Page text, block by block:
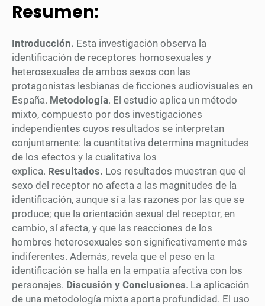
Resumen:
Introducción. Esta investigación observa la
identificación de receptores homosexuales y
heterosexuales de ambos sexos con las
protagonistas lesbianas de ficciones audiovisuales en
España. Metodología. El estudio aplica un método
mixto, compuesto por dos investigaciones
independientes cuyos resultados se interpretan
conjuntamente: la cuantitativa determina magnitudes
de los efectos y la cualitativa los
explica. Resultados. Los resultados muestran que el
sexo del receptor no afecta a las magnitudes de la
identificación, aunque sí a las razones por las que se
produce; que la orientación sexual del receptor, en
cambio, sí afecta, y que las reacciones de los
hombres heterosexuales son significativamente más
indiferentes. Además, revela que el peso en la
identificación se halla en la empatía afectiva con los
personajes. Discusión y Conclusiones. La aplicación
de una metodología mixta aporta profundidad. El uso